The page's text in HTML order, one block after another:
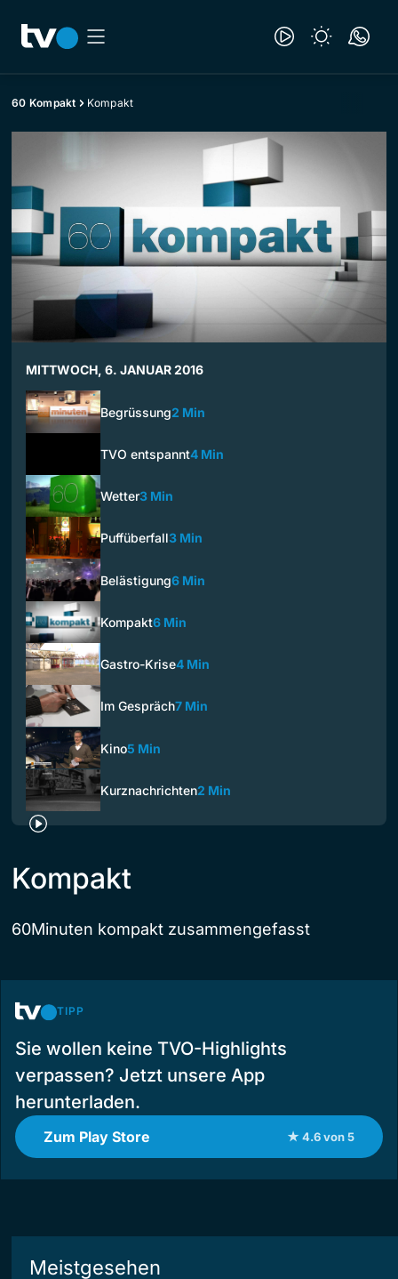
60 Kompakt Kompakt
MITTWOCH, 6. JANUAR 2016
Begrüssung2 Min
TVO entspannt4 Min
Wetter3 Min
Puffüberfall3 Min
Belästigung6 Min
Kompakt6 Min
Gastro-Krise4 Min
Im Gespräch7 Min
Kino5 Min
Kurznachrichten2 Min
Kompakt
60Minuten kompakt zusammengefasst
TIPP
Sie wollen keine TVO-Highlights
verpassen? Jetzt unsere App
herunterladen.
Zum Play Store ★ 4.6 von 5
Meistgesehen